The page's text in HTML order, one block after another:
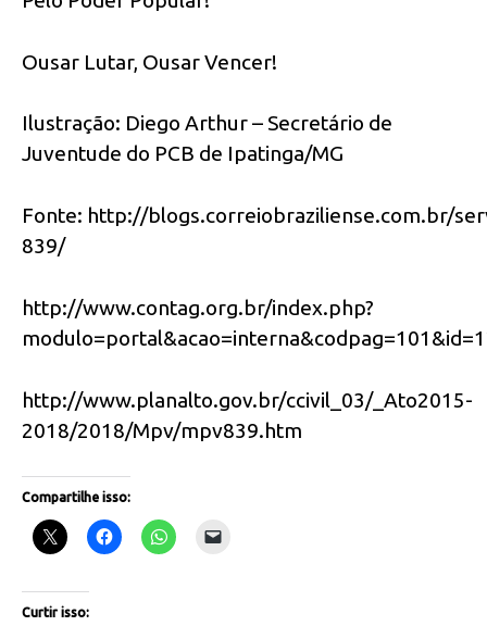
Ousar Lutar, Ousar Vencer!
Ilustração: Diego Arthur – Secretário de
Juventude do PCB de Ipatinga/MG
Fonte: http://blogs.correiobraziliense.com.br/
839/
http://www.contag.org.br/index.php?
http://www.planalto.gov.br/ccivil_03/_Ato2015-
2018/2018/Mpv/mpv839.htm
Compartilhe isso:
Curtir isso: